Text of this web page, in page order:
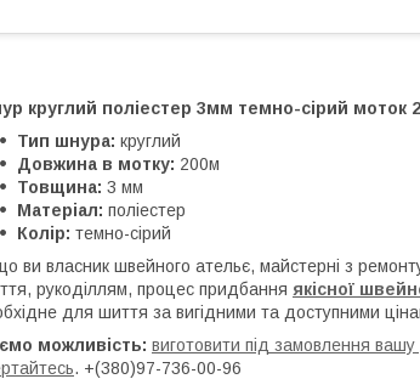
круглий поліестер 3мм темно-сірий моток
Тип шнура: круглий
Довжина в мотку: 200м
Товщина: 3 мм
Матеріал: поліестер
Колір: темно-сірий
ви власник швейного ательє, майстерні з
рукоділлям, процес придбання якісної ш
для шиття за вигідними та доступними
можливість: виготовити під замовлення
. +(380)97-736-00-96